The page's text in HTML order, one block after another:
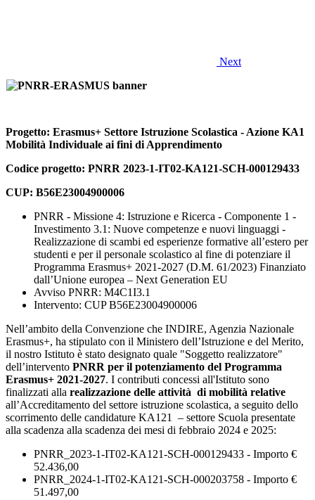
Next
Progetto: Erasmus+ Settore Istruzione Scolastica - Azione KA1
Mobilità Individuale ai fini di Apprendimento
Codice progetto: PNRR 2023-1-IT02-KA121-SCH-000129433
CUP: B56E23004900006
PNRR - Missione 4: Istruzione e Ricerca - Componente 1 -
Investimento 3.1: Nuove competenze e nuovi linguaggi -
Realizzazione di scambi ed esperienze formative all’estero per
studenti e per il personale scolastico al fine di potenziare il
Programma Erasmus+ 2021-2027 (D.M. 61/2023) Finanziato
dall’Unione europea – Next Generation EU
Avviso PNRR: M4C1I3.1
Intervento: CUP B56E23004900006
Nell’ambito della Convenzione che INDIRE, Agenzia Nazionale
Erasmus+, ha stipulato con il Ministero dell’Istruzione e del Merito,
il nostro Istituto è stato designato quale "Soggetto realizzatore"
dell’intervento PNRR per il potenziamento del Programma
Erasmus+ 2021-2027. I contributi concessi all'Istituto sono
finalizzati alla realizzazione delle attività di mobilità relative
all’Accreditamento del settore istruzione scolastica, a seguito dello
scorrimento delle candidature KA121 – settore Scuola presentate
alla scadenza alla scadenza dei mesi di febbraio 2024 e 2025:
PNRR_2023-1-IT02-KA121-SCH-000129433 - Importo €
52.436,00
PNRR_2024-1-IT02-KA121-SCH-000203758 - Importo €
51.497,00